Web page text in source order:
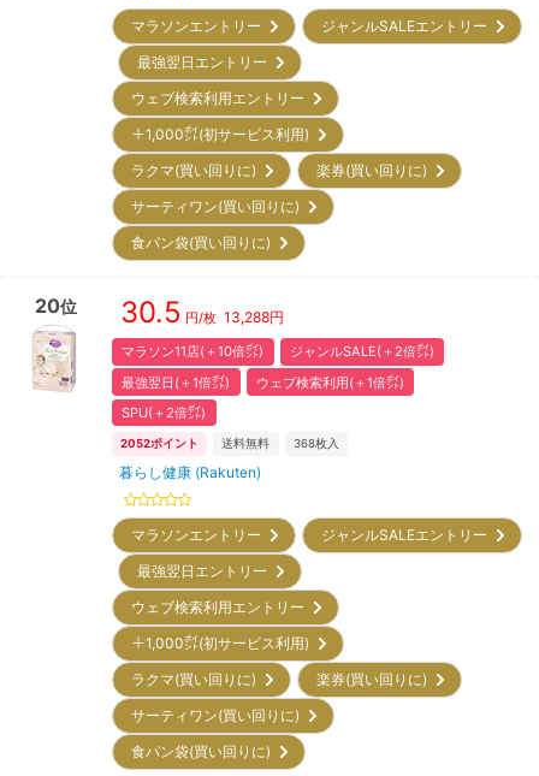
マラソンエントリー
ジャンルSALEエントリー
最強翌日エントリー
ウェブ検索利用エントリー
＋1,000㌽(初サービス利用)
ラクマ(買い回りに)
楽券(買い回りに)
サーティワン(買い回りに)
食パン袋(買い回りに)
20位 30.5 円/枚 13,288円
マラソン11店(＋10倍㌽)
ジャンルSALE(＋2倍㌽)
最強翌日(＋1倍㌽)
ウェブ検索利用(＋1倍㌽)
SPU(＋2倍㌽)
2052ポイント 送料無料 368枚入
暮らし健康 (Rakuten)
マラソンエントリー
ジャンルSALEエントリー
最強翌日エントリー
ウェブ検索利用エントリー
＋1,000㌽(初サービス利用)
ラクマ(買い回りに)
楽券(買い回りに)
サーティワン(買い回りに)
食パン袋(買い回りに)